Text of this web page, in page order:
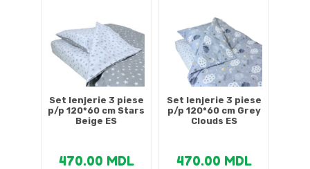
Set lenjerie 3 piese
p/p 120*60 cm Stars
Beige ES
470.00 MDL
Set lenjerie 3 piese
p/p 120*60 cm Grey
Clouds ES
470.00 MDL